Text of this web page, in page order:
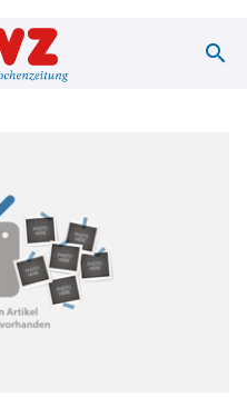
| OWZ search